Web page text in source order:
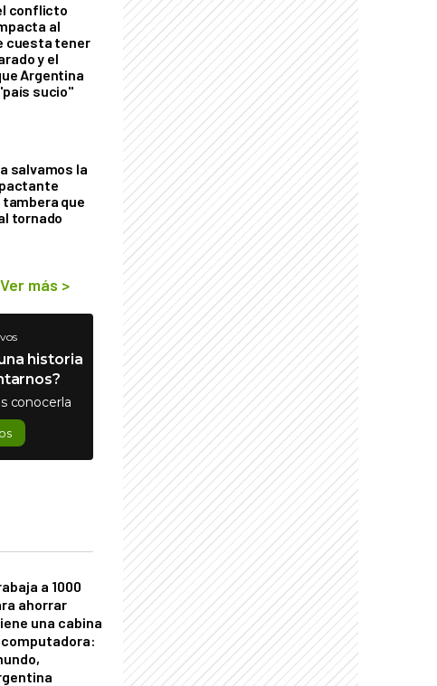
conflicto
al
cuesta tener
y el
Argentina
sucio"
salvamos la
que
tornado
Ver más >
historia
conocerla
a 1000
ahorrar
una cabina